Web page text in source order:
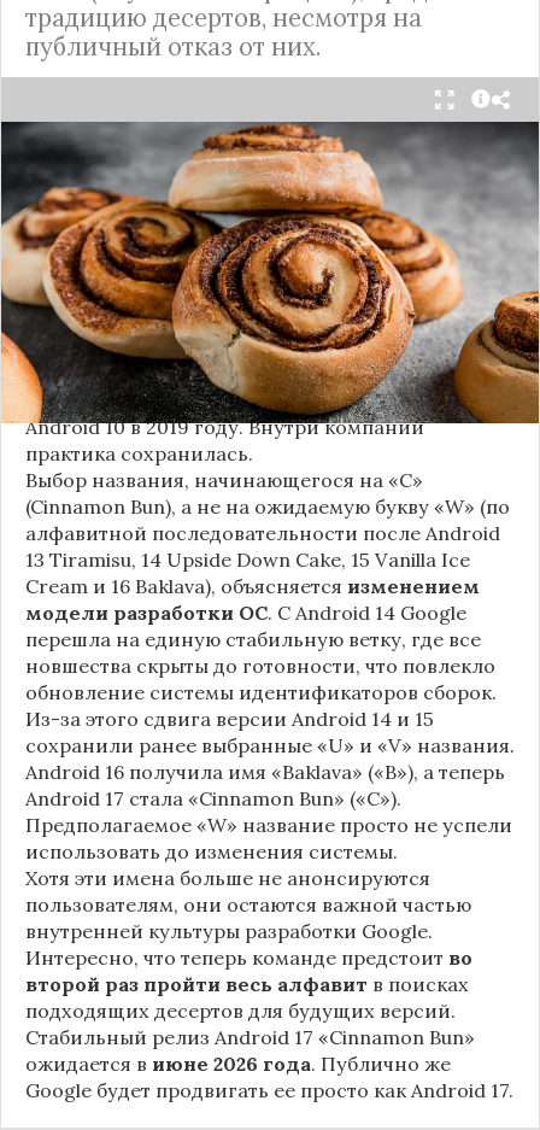
традицию десертов, несмотря на
публичный отказ от них.
Стало известно внутреннее кодовое имя
следующей крупной версии Android. Как
сообщают источники, Android 17, релиз которой
ожидается в 2026 году, разрабатывается под
названием«Cinnamon Bun»(«Булочка с
корицей»).
Это решение продолжает знаменитую традицию
Google называть версии Android в честь
сладостей и десертов (Cupcake, Donut, KitKat и
т.д.), хотя компанияпрекратила публично
использовать эти именас момента выхода
Android 10 в 2019 году. Внутри компании
практика сохранилась.
Выбор названия, начинающегося на «C»
(Cinnamon Bun), а не на ожидаемую букву «W» (по
алфавитной последовательности после Android
13 Tiramisu, 14 Upside Down Cake, 15 Vanilla Ice
Cream и 16 Baklava), объясняется изменением
модели разработки ОС. С Android 14 Google
перешла на единую стабильную ветку, где все
новшества скрыты до готовности, что повлекло
обновление системы идентификаторов сборок.
Из-за этого сдвига версии Android 14 и 15
сохранили ранее выбранные «U» и «V» названия.
Android 16 получила имя «Baklava» («B»), а теперь
Android 17 стала «Cinnamon Bun» («C»).
Предполагаемое «W» название просто не успели
использовать до изменения системы.
Хотя эти имена больше не анонсируются
пользователям, они остаются важной частью
внутренней культуры разработки Google.
Интересно, что теперь команде предстоит во
второй раз пройти весь алфавит в поисках
подходящих десертов для будущих версий.
Стабильный релиз Android 17 «Cinnamon Bun»
ожидается в июне 2026 года. Публично же
Google будет продвигать ее просто как Android 17.